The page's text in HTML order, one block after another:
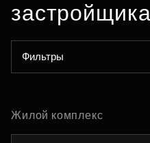
застройщика
Фильтры
Жилой комплекс